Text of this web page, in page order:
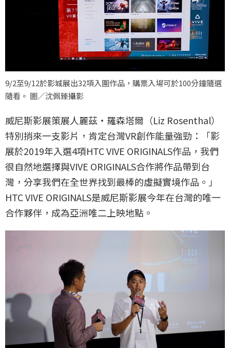
9/2至9/12於影城展出32項入圍作品，購票入場可於100分鐘隨選
隨看。 圖／沈佩臻攝影
威尼斯影展策展人麗茲・羅森塔爾（Liz Rosenthal）
特別捎來一支影片，肯定台灣VR創作能量強勁：「影
展於2019年入選4項HTC VIVE ORIGINALS作品，我們
很自然地選擇與VIVE ORIGINALS合作將作品帶到台
灣，分享我們在全世界找到最棒的虛擬實境作品。」
HTC VIVE ORIGINALS是威尼斯影展今年在台灣的唯一
合作夥伴，成為亞洲唯二上映地點。